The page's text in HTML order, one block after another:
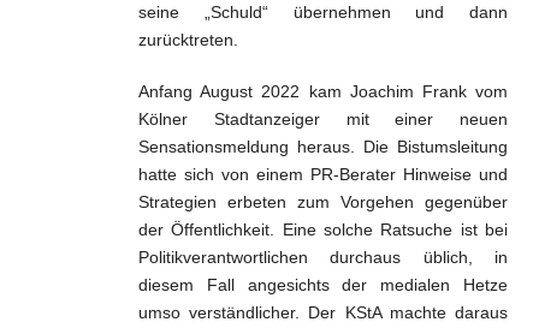
seine „Schuld“ übernehmen und dann
zurücktreten.
Anfang August 2022 kam Joachim Frank vom
Kölner Stadtanzeiger mit einer neuen
Sensationsmeldung heraus. Die Bistumsleitung
hatte sich von einem PR-Berater Hinweise und
Strategien erbeten zum Vorgehen gegenüber
der Öffentlichkeit. Eine solche Ratsuche ist bei
Politikverantwortlichen durchaus üblich, in
diesem Fall angesichts der medialen Hetze
umso verständlicher. Der KStA machte daraus